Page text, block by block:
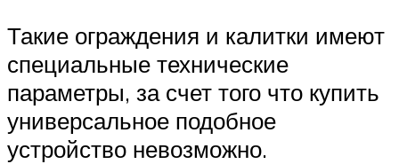
Такие ограждения и калитки имеют
специальные технические
параметры, за счет того что купить
универсальное подобное
устройство невозможно.